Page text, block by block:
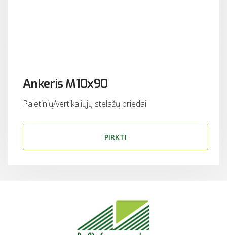
Ankeris M10x90
Paletinių/vertikaliųjų stelažų priedai
PIRKTI